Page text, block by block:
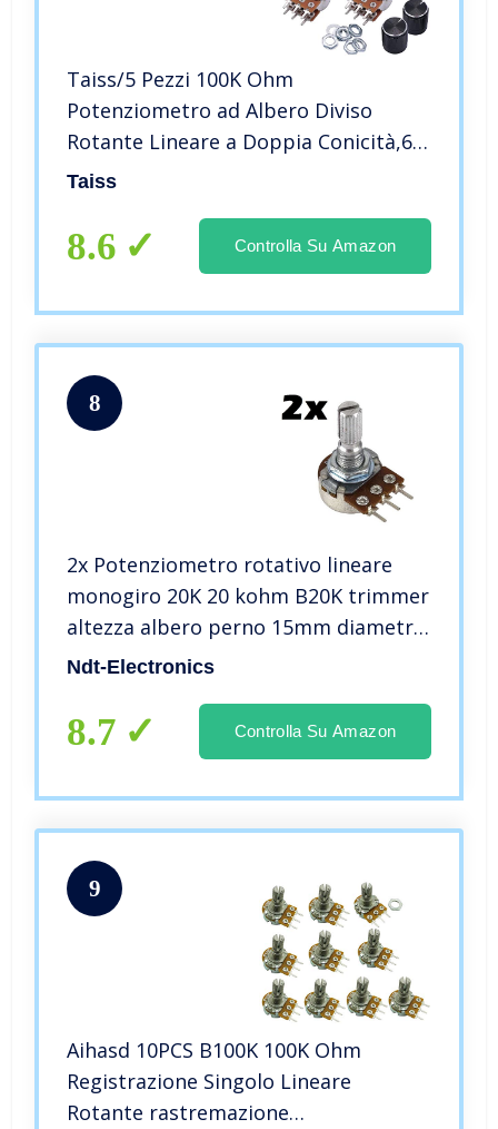
Taiss/5 Pezzi 100K Ohm
Potenziometro ad Albero Diviso
Rotante Lineare a Doppia Conicità,6-
Terminale B-Tipo Potenziometro,per
Manopola,con Dado e Rondella
WH148-B100K-S
Taiss
8.6 Controlla Su Amazon
8
2x Potenziometro rotativo lineare
monogiro 20K 20 kohm B20K trimmer
altezza albero perno 15mm diametro
6mm
Ndt-Electronics
8.7 Controlla Su Amazon
9
Aihasd 10PCS B100K 100K Ohm
Registrazione Singolo Lineare
Rotante rastremazione